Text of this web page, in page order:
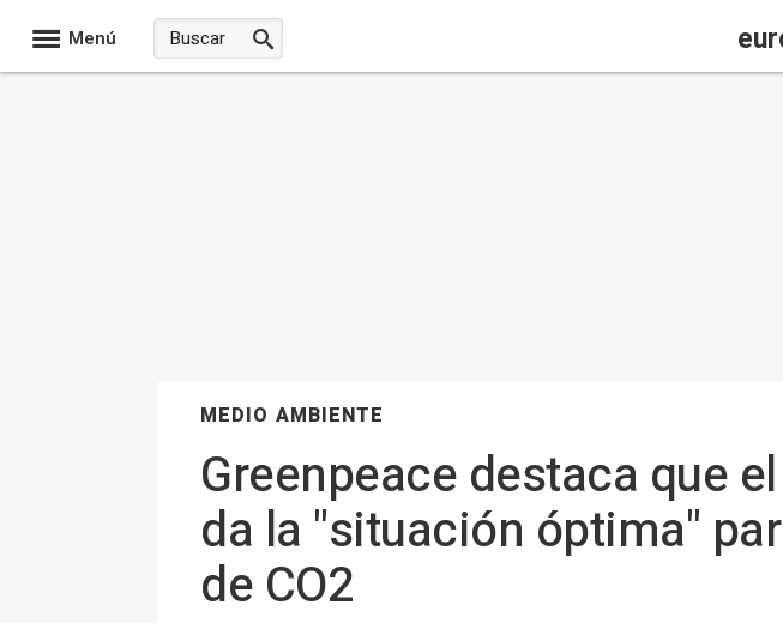
Menú
MEDIO AMBIENTE
Greenpeace destaca que
da la "situación óptima"
de CO2